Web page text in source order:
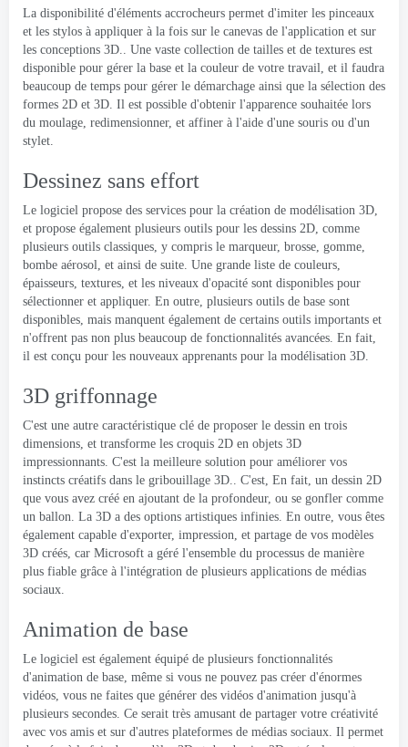
La disponibilité d'éléments accrocheurs permet d'imiter les pinceaux
et les stylos à appliquer à la fois sur le canevas de l'application et sur
les conceptions 3D.. Une vaste collection de tailles et de textures est
disponible pour gérer la base et la couleur de votre travail, et il faudra
beaucoup de temps pour gérer le démarchage ainsi que la sélection des
formes 2D et 3D. Il est possible d'obtenir l'apparence souhaitée lors
du moulage, redimensionner, et affiner à l'aide d'une souris ou d'un
stylet.
Dessinez sans effort
Le logiciel propose des services pour la création de modélisation 3D,
et propose également plusieurs outils pour les dessins 2D, comme
plusieurs outils classiques, y compris le marqueur, brosse, gomme,
bombe aérosol, et ainsi de suite. Une grande liste de couleurs,
épaisseurs, textures, et les niveaux d'opacité sont disponibles pour
sélectionner et appliquer. En outre, plusieurs outils de base sont
disponibles, mais manquent également de certains outils importants et
n'offrent pas non plus beaucoup de fonctionnalités avancées. En fait,
il est conçu pour les nouveaux apprenants pour la modélisation 3D.
3D griffonnage
C'est une autre caractéristique clé de proposer le dessin en trois
dimensions, et transforme les croquis 2D en objets 3D
impressionnants. C'est la meilleure solution pour améliorer vos
instincts créatifs dans le gribouillage 3D.. C'est, En fait, un dessin 2D
que vous avez créé en ajoutant de la profondeur, ou se gonfler comme
un ballon. La 3D a des options artistiques infinies. En outre, vous êtes
également capable d'exporter, impression, et partage de vos modèles
3D créés, car Microsoft a géré l'ensemble du processus de manière
plus fiable grâce à l'intégration de plusieurs applications de médias
sociaux.
Animation de base
Le logiciel est également équipé de plusieurs fonctionnalités
d'animation de base, même si vous ne pouvez pas créer d'énormes
vidéos, vous ne faites que générer des vidéos d'animation jusqu'à
plusieurs secondes. Ce serait très amusant de partager votre créativité
avec vos amis et sur d'autres plateformes de médias sociaux. Il permet